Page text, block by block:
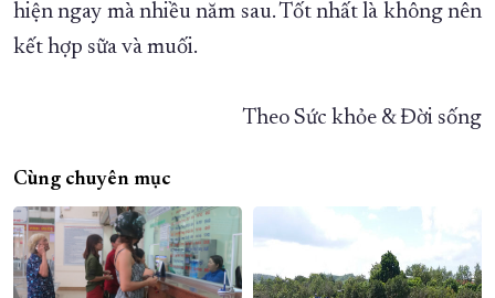
hiện ngay mà nhiều năm sau. Tốt nhất là không nên
kết hợp sữa và muối.
Theo Sức khỏe & Đời sống
Cùng chuyên mục